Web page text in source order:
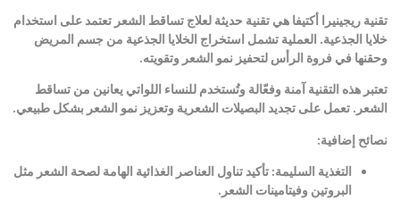
تقنية ريجينيرا أكتيفا هي تقنية حديثة لعلاج تساقط الشعر تعتمد على استخدام
خلايا الجذعية. العملية تشمل استخراج الخلايا الجذعية من جسم المريض
وحقنها في فروة الرأس لتحفيز نمو الشعر وتقويته.
تعتبر هذه التقنية آمنة وفعّالة وتُستخدم للنساء اللواتي يعانين من تساقط
الشعر. تعمل على تجديد البصيلات الشعرية وتعزيز نمو الشعر بشكل طبيعي.
نصائح إضافية:
التغذية السليمة: تأكيد تناول العناصر الغذائية الهامة لصحة الشعر مثل
البروتين وفيتامينات الشعر .